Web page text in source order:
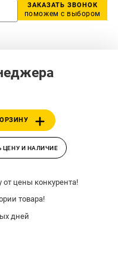
ЗАКАЗАТЬ ЗВОНОК
поможем с выбором
ЦЕНУ И НАЛИЧИЕ
цены конкурента!
товара!
дней